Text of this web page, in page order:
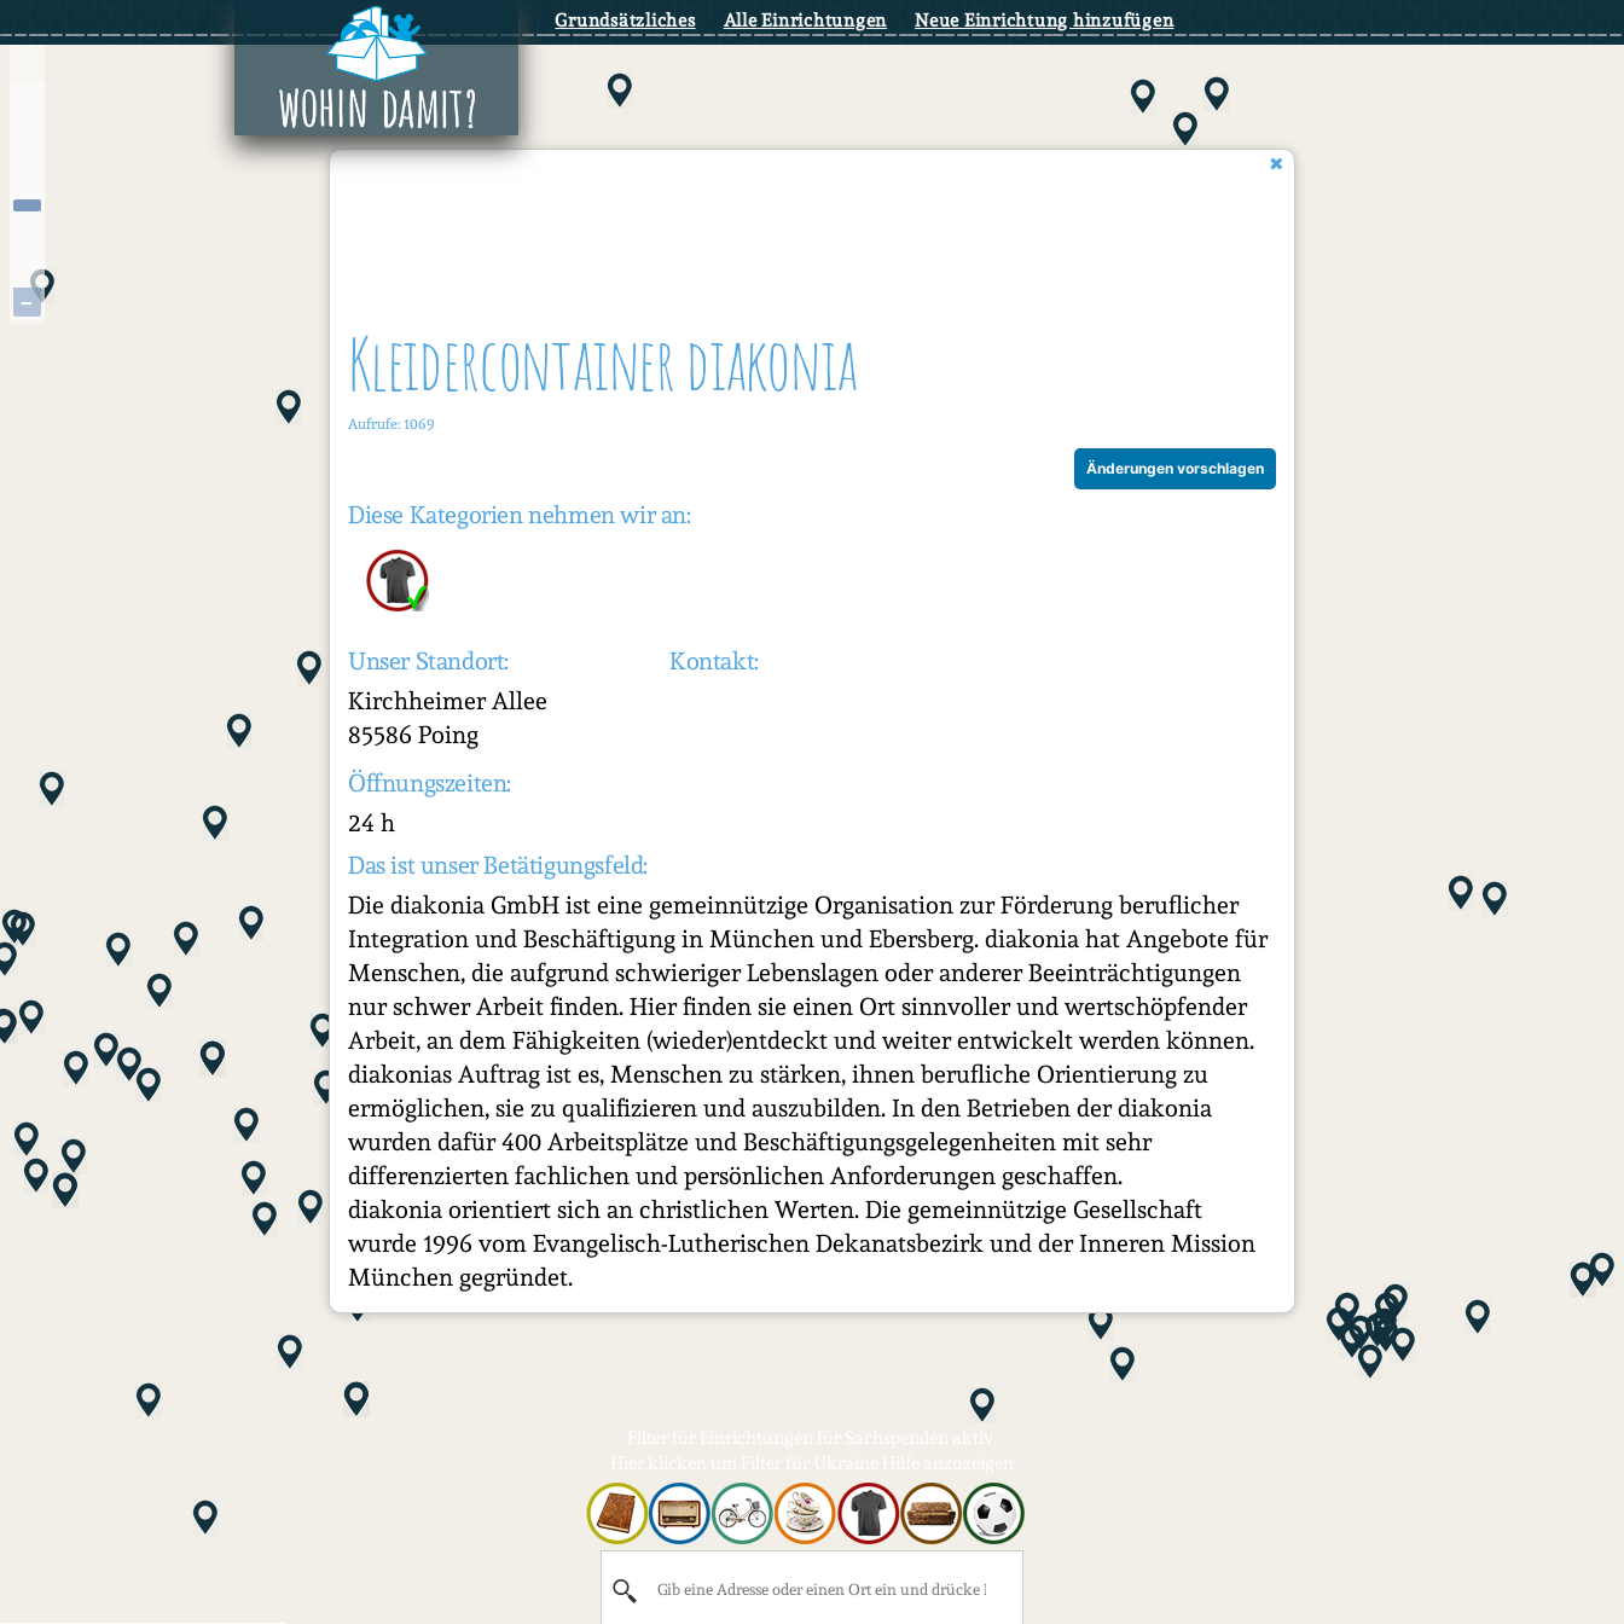
Inhalt
Grundsätzliches Alle Einrichtungen Neue Einrichtung hinzufügen
−
Kleidercontainer diakonia
Aufrufe: 1069
Änderungen vorschlagen
Diese Kategorien nehmen wir an:
Unser Standort:
Kirchheimer Allee
85586 Poing
Kontakt:
Öffnungszeiten:
24 h
Das ist unser Betätigungsfeld:
Die diakonia GmbH ist eine gemeinnützige Organisation zur Förderung beruflicher
Integration und Beschäftigung in München und Ebersberg. diakonia hat Angebote für
Menschen, die aufgrund schwieriger Lebenslagen oder anderer Beeinträchtigungen
nur schwer Arbeit finden. Hier finden sie einen Ort sinnvoller und wertschöpfender
Arbeit, an dem Fähigkeiten (wieder)entdeckt und weiter entwickelt werden können.
diakonias Auftrag ist es, Menschen zu stärken, ihnen berufliche Orientierung zu
ermöglichen, sie zu qualifizieren und auszubilden. In den Betrieben der diakonia
wurden dafür 400 Arbeitsplätze und Beschäftigungsgelegenheiten mit sehr
differenzierten fachlichen und persönlichen Anforderungen geschaffen.
diakonia orientiert sich an christlichen Werten. Die gemeinnützige Gesellschaft
wurde 1996 vom Evangelisch-Lutherischen Dekanatsbezirk und der Inneren Mission
München gegründet.